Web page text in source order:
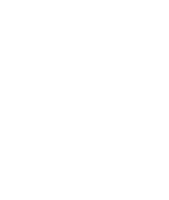
améliorer !